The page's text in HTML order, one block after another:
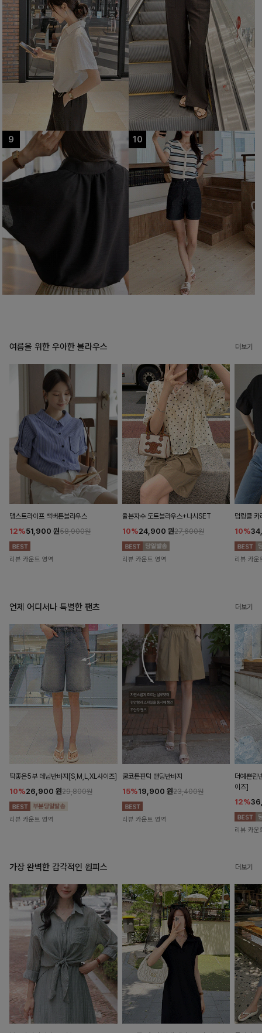
여름을 위한 우아한 블라우스 더보기
댕스트라이프 백버튼블라우스
12%51,900 원58,900원
리뷰 카운트 영역
율븐자수 도트블라우스+나시SET
10%24,900 원27,600원
리뷰 카운트 영역
덤링클 카
10%
리뷰 카운
언제 어디서나 특별한 팬츠 더보기
딱좋은5부 데님반바지[S,M,L,XL사이즈]
10%26,900 원29,800원
리뷰 카운트 영역
쿨코튼핀턱 밴딩반바지
15%19,900 원23,400원
리뷰 카운트 영역
더예쁜린
이즈]
12%
리뷰 카운
가장 완벽한 감각적인 원피스 더보기